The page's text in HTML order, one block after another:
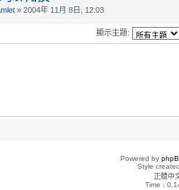
» 2004年 11月 8日, 12:03
顯示主題:
Powered by
Style
正體中
Time :